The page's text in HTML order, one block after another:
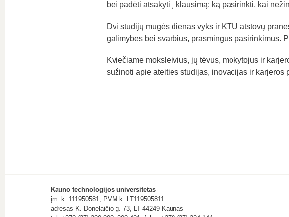
bei padėti atsakyti į klausimą: ką pasirinkti, kai
Dvi studijų mugės dienas vyks ir KTU atstovų
galimybes bei svarbius, prasmingus pasirinkimus.
Kviečiame moksleivius, jų tėvus, mokytojus ir
sužinoti apie ateities studijas, inovacijas ir karjeros
Kauno technologijos universitetas
įm. k. 111950581, PVM k. LT119505811
adresas K. Donelaičio g. 73, LT-44249 Kaunas